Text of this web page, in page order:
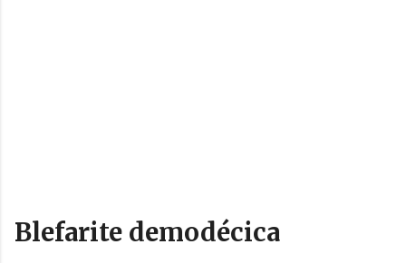
Blefarite demodécica